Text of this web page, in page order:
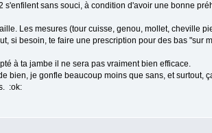
s'enfilent sans souci, à condition d'avoir une bonne
Les mesures (tour cuisse, genou, mollet, cheville
si besoin, te faire une prescription pour des bas "sur
à ta jambe il ne sera pas vraiment bien efficace.
bien, je gonfle beaucoup moins que sans, et surtout,
:ok: